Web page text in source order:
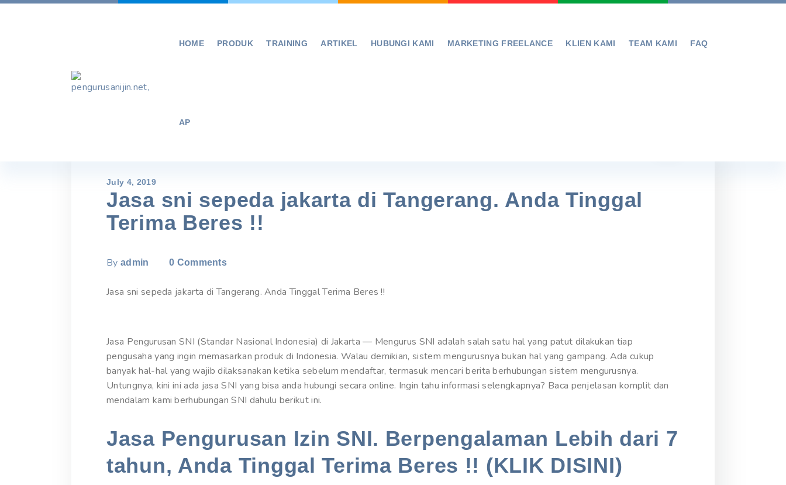
Skip
HOME PRODUK TRAINING ARTIKEL HUBUNGI KAMI MARKETING FREELANCE KLIEN KAMI TEAM KAMI FAQ
AP
July 4, 2019
Jasa sni sepeda jakarta di Tangerang. Anda Tinggal
Terima Beres !!
By admin 0 Comments
Jasa sni sepeda jakarta di Tangerang. Anda Tinggal Terima Beres !!
Jasa Pengurusan SNI (Standar Nasional Indonesia) di Jakarta — Mengurus SNI adalah salah satu hal yang patut dilakukan tiap
pengusaha yang ingin memasarkan produk di Indonesia. Walau demikian, sistem mengurusnya bukan hal yang gampang. Ada cukup
banyak hal-hal yang wajib dilaksanakan ketika sebelum mendaftar, termasuk mencari berita berhubungan sistem mengurusnya.
Untungnya, kini ini ada jasa SNI yang bisa anda hubungi secara online. Ingin tahu informasi selengkapnya? Baca penjelasan komplit dan
mendalam kami berhubungan SNI dahulu berikut ini.
Jasa Pengurusan Izin SNI. Berpengalaman Lebih dari 7
tahun, Anda Tinggal Terima Beres !! (KLIK DISINI)